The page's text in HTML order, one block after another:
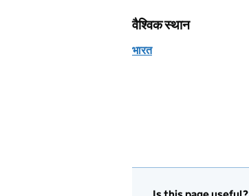
वैश्विक स्थान
भारत